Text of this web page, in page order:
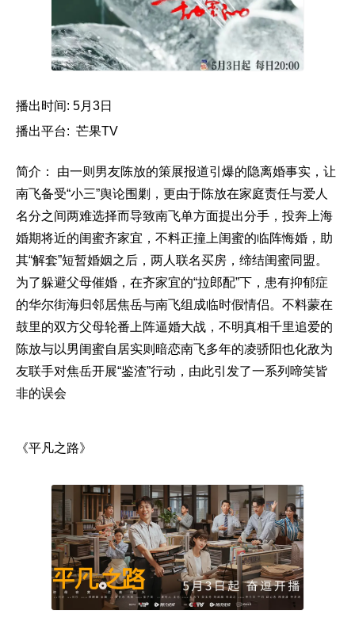
播出时间: 5月3日
播出平台: 芒果TV
简介： 由一则男友陈放的策展报道引爆的隐离婚事实，让
南飞备受“小三”舆论围剿，更由于陈放在家庭责任与爱人
名分之间两难选择而导致南飞单方面提出分手，投奔上海
婚期将近的闺蜜齐家宜，不料正撞上闺蜜的临阵悔婚，助
其“解套”短暂婚姻之后，两人联名买房，缔结闺蜜同盟。
为了躲避父母催婚，在齐家宜的“拉郎配”下，患有抑郁症
的华尔街海归邻居焦岳与南飞组成临时假情侣。不料蒙在
鼓里的双方父母轮番上阵逼婚大战，不明真相千里追爱的
陈放与以男闺蜜自居实则暗恋南飞多年的凌骄阳也化敌为
友联手对焦岳开展“鉴渣”行动，由此引发了一系列啼笑皆
非的误会
《平凡之路》